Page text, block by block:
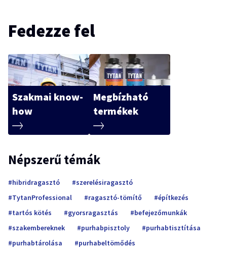
Fedezze fel
Szakmai know-
how
Megbízható
termékek
Népszerű témák
hibridragasztó
szerelésiragasztó
TytanProfessional
ragasztó-tömítő
építkezés
tartós kötés
gyorsragasztás
befejezőmunkák
szakembereknek
purhabpisztoly
purhabtisztítása
purhabtárolása
purhabeltömődés